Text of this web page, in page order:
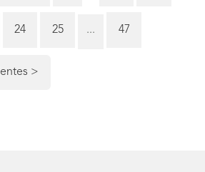
Página
24 Página
25 ... Página
47
>